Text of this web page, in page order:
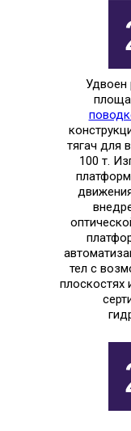
Удвоен
тягач для
100 т.
тел с
плоскостях